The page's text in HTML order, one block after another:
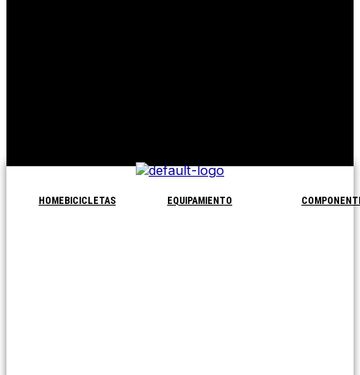
Seguir comprando
HOME BICICLETAS EQUIPAMIENTO